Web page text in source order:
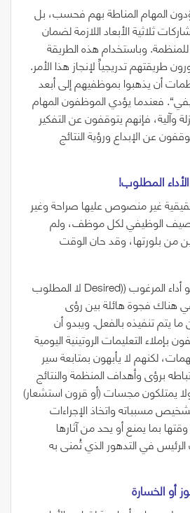
المهام المناطة بهم فحسب، بل
ثلاثية الأبعاد اللازمة لضمان
وباستخدام هذه الطريقة
طريقتهم تدريجياً لإنجاز هذا الأمر.
أن يذهبوا بموظفيهم إلى أبعد
“. فعندما يؤدي الموظفون المهام
وآلية، فإنهم يتوقفون عن التفكير
عن الإبداع ورؤية النتائج
غير منصوص عليها صراحة وغير
الوظيفي لكل موظف، ولم
من بلورتها، وقد حان الوقت
أداء المرغوب((Desired
لا المطلوب
هناك فجوة هائلة بين رؤى
يتم تنفيذه بالفعل. ويبدو أن
بإملاء التعليمات الروتينية اليومية
لكنهم لا يأبهون بمتابعة سير
برؤى وأهداف المنظمة والنتائج
ولا يمتلكون مجسات(أو قرون استشعار)
مسبباته واتخاذ الإجراءات
بما يمنع أو يحد من آثارها
في التدهور الذي تُمنى به